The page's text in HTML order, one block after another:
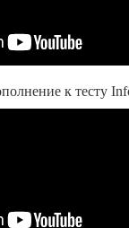
к тесту